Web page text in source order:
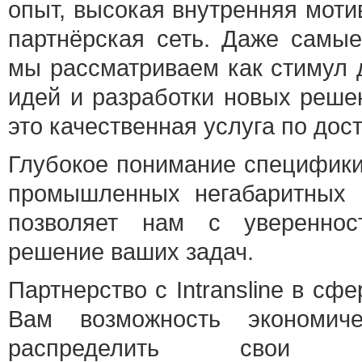
опыт, высокая внутренняя
партнёрская сеть. Даже
мы рассматриваем как стимул
идей и разработки новых
это качественная услуга по
Глубокое понимание
промышленных негабаритных
позволяет нам с
решение ваших задач.
Партнерство с Intransline в
Вам возможность
распределить